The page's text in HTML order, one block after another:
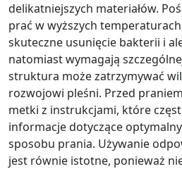
delikatniejszych materiałów.
prać w wyższych
skuteczne usunięcie bakterii i
natomiast wymagają
struktura może zatrzymywać
rozwojowi pleśni. Przed
metki z instrukcjami, które
informacje dotyczące
sposobu prania. Używanie
jest równie istotne, ponieważ